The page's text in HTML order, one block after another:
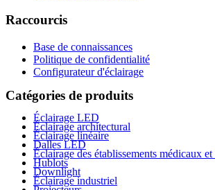
Raccourcis
Base de connaissances
Politique de confidentialité
Configurateur d'éclairage
Catégories de produits
Éclairage LED
Éclairage architectural
Éclairage linéaire
Dalles LED
Éclairage des établissements médicaux et
Hublots
Downlight
Éclairage industriel